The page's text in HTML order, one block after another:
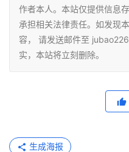
作者本人。本站仅提供信息
承担相关法律责任。如发现
容， 请发送邮件至
实，本站将立刻删除。
生成海报